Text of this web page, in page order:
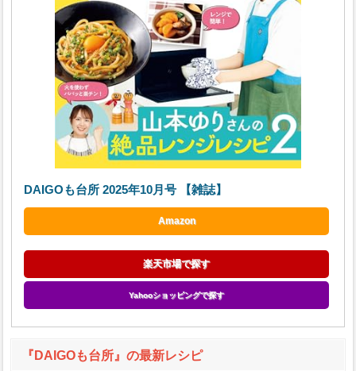
DAIGOも台所 2025年10月号 【雑誌】
Amazon
楽天市場で探す
Yahooショッピングで探す
『DAIGOも台所』の最新レシピ